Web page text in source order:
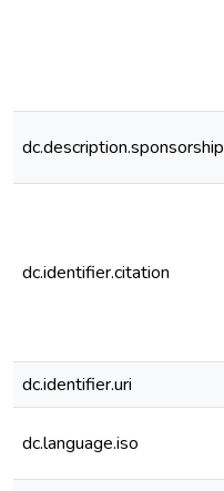
dc.description.sponsorship
dc.identifier.citation
dc.identifier.uri
dc.language.iso